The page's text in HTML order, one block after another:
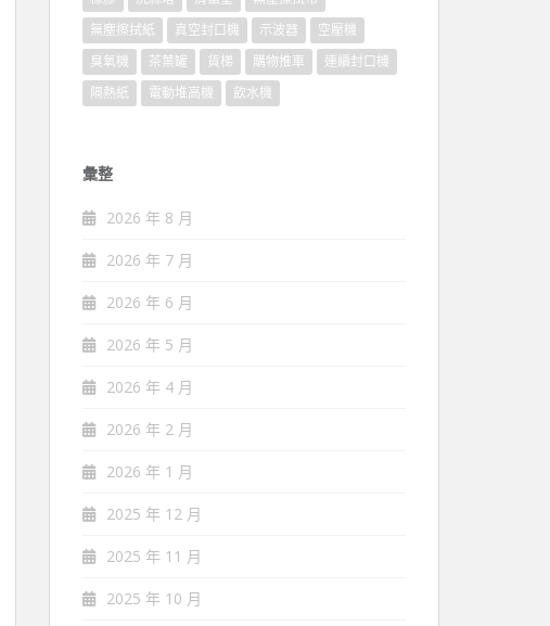
無塵擦拭紙
真空封口機 示波器
空壓機
臭氧機
茶葉罐 貨梯 購物推車
連續封口機
隔熱紙
電動堆高機 飲水機
彙整
2026 年 8 月
2026 年 7 月
2026 年 6 月
2026 年 5 月
2026 年 4 月
2026 年 2 月
2026 年 1 月
2025 年 12 月
2025 年 11 月
2025 年 10 月